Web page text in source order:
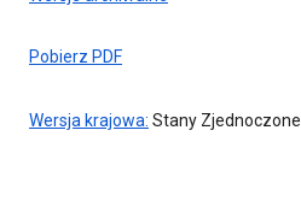
Pobierz PDF
Wersja krajowa: Stany Zjednoczone